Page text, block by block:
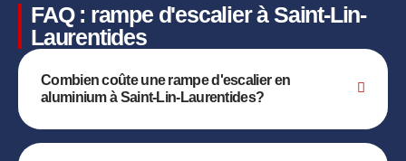
FAQ : rampe d'escalier à Saint-Lin-
Laurentides
Combien coûte une rampe d'escalier en
aluminium à Saint-Lin-Laurentides?